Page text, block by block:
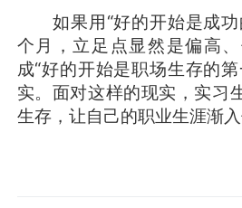
如果用“好的开始是成功
个月，立足点显然是偏高
成“好的开始是职场生存的
实。面对这样的现实，实习
生存，让自己的职业生涯渐入